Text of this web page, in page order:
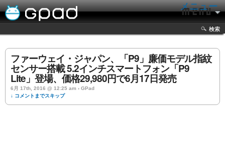
メニュー
検索
ファーウェイ・ジャパン、「P9」廉価モデル指紋
センサー搭載 5.2インチスマートフォン「P9
Lite」登場、価格29,980円で6月17日発売
6月 17th, 2016 @ 12:25 am › GPad
↓ コメントまでスキップ